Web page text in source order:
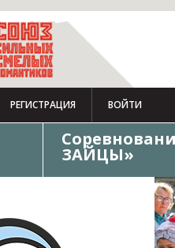
РЕГИСТРАЦИЯ ВОЙТИ
ЗАЙЦЫ»